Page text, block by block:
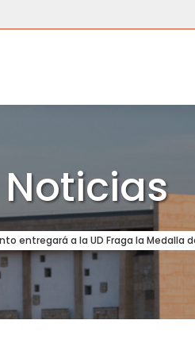
Noticias
entregará a la UD Fraga la Medalla